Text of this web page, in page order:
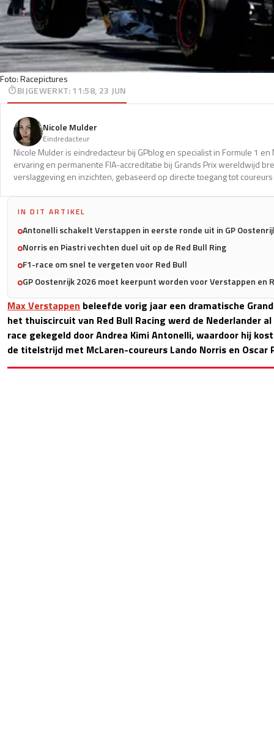
Foto: Racepictures
BIJGEWERKT:11:58, 23 JUN
Nicole Mulder
Eindredacteur
Nicole Mulder is eindredacteur bij GPblog en specialist in Formule 1 en
ervaring en permanente FIA-accreditatie bij Grands Prix wereldwijd
verslaggeving en inzichten, gebaseerd op directe toegang tot
IN DIT ARTIKEL
Antonelli schakelt Verstappen in eerste ronde uit in GP
Norris en Piastri vechten duel uit op de Red Bull Ring
F1-race om snel te vergeten voor Red Bull
GP Oostenrijk 2026 moet keerpunt worden voor Verstappen en
Max Verstappen beleefde vorig jaar een dramatische
het thuiscircuit van Red Bull Racing werd de Nederlander
race gekegeld door Andrea Kimi Antonelli, waardoor hij
de titelstrijd met McLaren-coureurs Lando Norris en Oscar